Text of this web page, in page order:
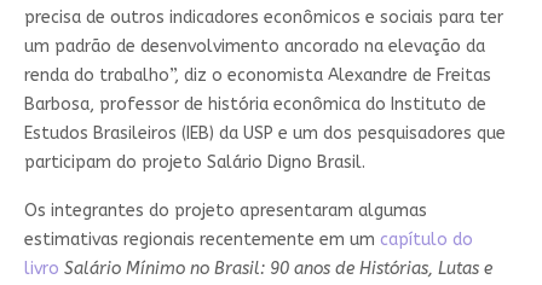
precisa de outros indicadores econômicos e sociais para ter
um padrão de desenvolvimento ancorado na elevação da
renda do trabalho”, diz o economista Alexandre de Freitas
Barbosa, professor de história econômica do Instituto de
Estudos Brasileiros (IEB) da USP e um dos pesquisadores que
participam do projeto Salário Digno Brasil.
Os integrantes do projeto apresentaram algumas
estimativas regionais recentemente em um capítulo do
livro Salário Mínimo no Brasil: 90 anos de Histórias, Lutas e